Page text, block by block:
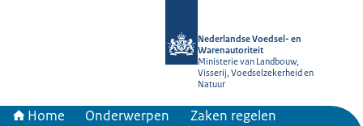
Nederlandse Voedsel- en
Warenautoriteit
Ministerie van Landbouw,
Visserij, Voedselzekerheid en
Natuur
Home Onderwerpen
Zaken regelen